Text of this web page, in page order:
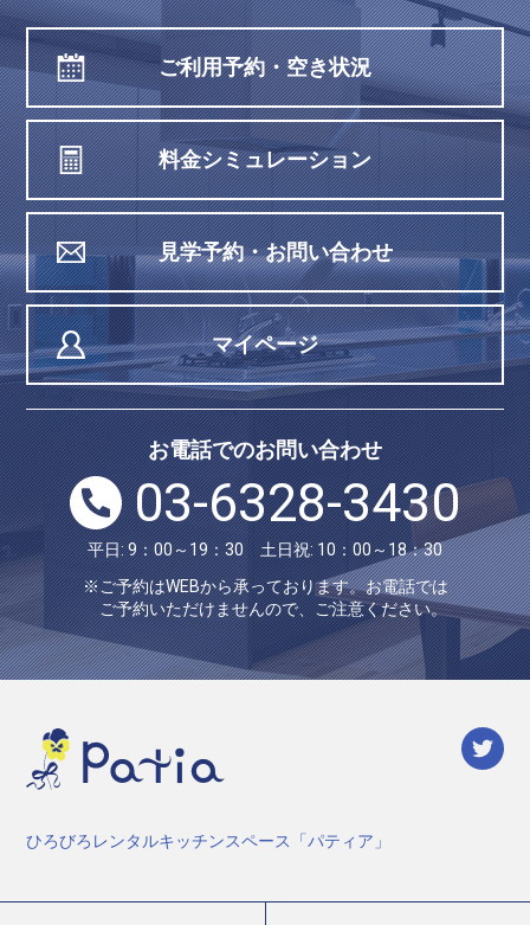
ご利用予約・空き状況
料金シミュレーション
見学予約・お問い合わせ
マイページ
お電話でのお問い合わせ
03-6328-3430
平日: 9：00～19：30 土日祝: 10：00～18：30
※ご予約はWEBから承っております。お電話では
ご予約いただけませんので、ご注意ください。
ひろびろレンタルキッチンスペース「パティア」